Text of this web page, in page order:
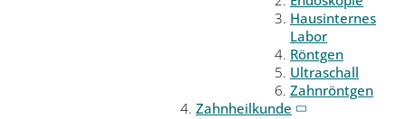
Hausinternes
Labor
Röntgen
Ultraschall
Zahnröntgen
Zahnheilkunde